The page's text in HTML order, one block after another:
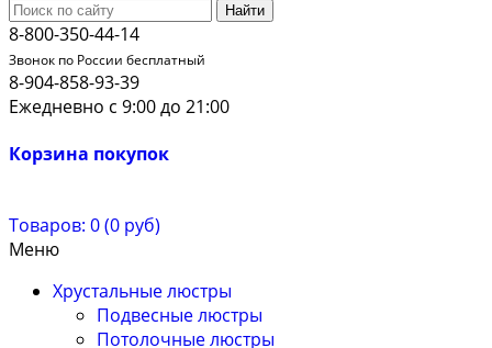
Найти
8-800-350-44-14
Звонок по России бесплатный
8-904-858-93-39
Ежедневно с 9:00 до 21:00
Корзина покупок
Товаров: 0 (0 руб)
Меню
Хрустальные люстры
Подвесные люстры
Потолочные люстры